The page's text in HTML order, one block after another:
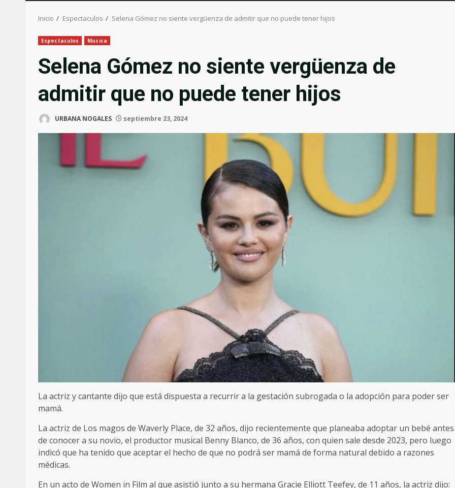
Inicio Espectaculos Selena Gómez no siente vergüenza de admitir que no puede tener hijos
Espectaculos Musica
Selena Gómez no siente vergüenza de
admitir que no puede tener hijos
URBANA NOGALES septiembre 23, 2024
La actriz y cantante dijo que está dispuesta a recurrir a la gestación subrogada o la adopción para poder ser
mamá.
La actriz de Los magos de Waverly Place, de 32 años, dijo recientemente que planeaba adoptar un bebé antes
de conocer a su novio, el productor musical Benny Blanco, de 36 años, con quien sale desde 2023, pero luego
indicó que ha tenido que aceptar el hecho de que no podrá ser mamá de forma natural debido a razones
médicas.
En un acto de Women in Film al que asistió junto a su hermana Gracie Elliott Teefey, de 11 años, la actriz dijo: